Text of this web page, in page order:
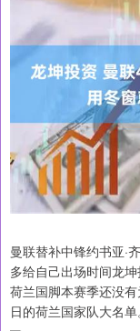
曼联替补中锋约书亚·
多给自己出场时间龙
荷兰国脚本赛季还没
日的荷兰国家队大名单